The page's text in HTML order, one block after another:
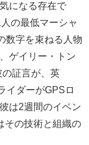
になる存在で
の最低マーシャ
数字を束ねる人物
ゲイリー・トン
証言が、英
イダーがGPSロ
は2週間のイベン
その技術と組織の